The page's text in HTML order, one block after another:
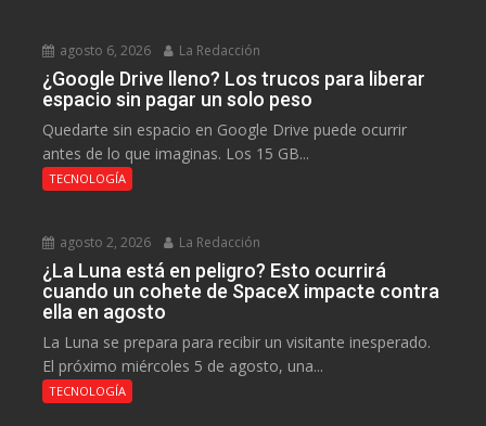
agosto 6, 2026 La Redacción
¿Google Drive lleno? Los trucos para liberar
espacio sin pagar un solo peso
Quedarte sin espacio en Google Drive puede ocurrir
antes de lo que imaginas. Los 15 GB...
TECNOLOGÍA
agosto 2, 2026 La Redacción
¿La Luna está en peligro? Esto ocurrirá
cuando un cohete de SpaceX impacte contra
ella en agosto
La Luna se prepara para recibir un visitante inesperado.
El próximo miércoles 5 de agosto, una...
TECNOLOGÍA